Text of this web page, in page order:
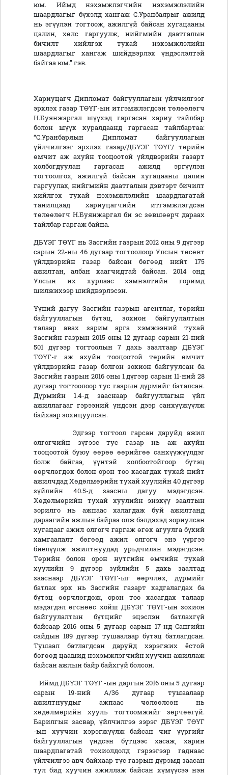
юм. Иймд нэхэмжлэгчийн нэхэмжлэлийн
шаардлагыг бүхэлд хангаж С.Уранбаярыг ажилд
нь эгүүлэн тогтоож, ажилгүй байсан хугацааны
цалин, хөлс гаргуулж, нийгмийн даатгалын
бичилт хийлгэх тухай нэхэмжлэлийн
шаардлагыг хангаж шийдвэрлэх үндэслэлтэй
байгаа юм.” гэв.
Хариуцагч Дипломат байгууллагын үйлчилгээг
эрхлэх газар ТӨҮГ-ын итгэмжлэгдсэн төлөөлөгч
Н.Буянжаргал шүүхэд гаргасан хариу тайлбар
болон шүүх хуралдаанд гаргасан тайлбартаа:
“С.Уранбаряын Дипломат байгууллагын
үйлчилгээг эрхлэх газар/ДБҮЭГ ТӨҮГ/ төрийн
өмчит аж ахуйн тооцоотой үйлдвэрийн газарт
холбогдуулан гаргасан ажилд эргүүлэн
тогтоолгох, ажилгүй байсан хугацааны цалин
гаргуулах, нийгмийн даатгалын дэвтэрт бичилт
хийлгэх тухай нэхэмжлэлийн шаардлагатай
танилцаад хариуцагчийн итгэмжлэгдсэн
төлөөлөгч Н.Буянжаргал би эс зөвшөөрч дараах
тайлбар гаргаж байна.
ДБҮЭГ ТӨҮГ нь Засгийн газрын 2012 оны 9 дүгээр
сарын 22-ны 46 дугаар тогтоолоор Улсын төсөвт
үйлдвэрийн газар байсан бөгөөд нийт 175
ажилтан, албан хаагчидтай байсан. 2014 онд
Улсын их хурлаас хэмнэлтийн горимд
шилжихээр шийдвэрлэсэн.
Үүний дагуу Засгийн газрын агентлаг, төрийн
байгууллагын бүтэц, зохион байгуулалтын
талаар авах зарим арга хэмжээний тухай
Засгийн газрын 2015 оны 12 дугаар сарын 21-ний
501 дүгээр тогтоолын 7 дахь заалтаар ДБҮЭГ
ТӨҮГ-г аж ахуйн тооцоотой төрийн өмчит
үйлдвэрийн газар болгон зохион байгуулсан ба
Засгийн газрын 2016 оны 1 дүгээр сарын 11-ний 28
дугаар тогтоолоор тус газрын дүрмийг баталсан.
Дүрмийн 1.4-д зааснаар байгууллагын үйл
ажиллагааг гэрээний үндсэн дээр санхүүжүүлж
байхаар зохицуулсан.
Эдгээр тогтоол гарсан даруйд ажил
олгогчийн зүгээс тус газар нь аж ахуйн
тооцоотой буюу өөрөө өөрийгөө санхүүжүүлдэг
болж байгаа, үүнтэй холбоотойгоор бүтэц
өөрчлөгдөх болон орон тоо хасагдах тухай нийт
ажилчдад Хөдөлмөрийн тухай хуулийн 40 дүгээр
зүйлийн 40.5-д заасны дагуу мэдэгдсэн.
Хөдөлмөрийн тухай хуулийн энэхүү заалтын
зорилго нь ажпаас халагдаж буй ажилтанд
дараагийн ажлын байраа олж бэлдэхэд зориулсан
хугацааг ажил олгогч гаргаж өгөх агуулга бүхий
хамгаалалт бөгөөд ажил олгогч энэ үүргээ
биелүүлж ажилтнуудад урьдчилан мэдэгдсэн.
Төрийн болон орон нутгийн өмчийн тухай
хуулийн 9 дүгээр зүйлийн 5 дахь заалтад
зааснаар ДБҮЭГ ТӨҮГ-ыг өөрчлөх, дүрмийг
батлах эрх нь Засгийн газарт хадгалагдах ба
бүтэц өөрчлөгдөж, орон тоо хасагдах талаар
мэдэгдэл өгснөөс хойш ДБҮЭГ ТӨҮГ-ын зохион
байгуулалтын бүтцийг эцэслэн батлахгүй
байсаар 2016 оны 5 дугаар сарын 17-нд Сангийн
сайдын 189 дүгээр тушаалаар бүтэц батлагдсан.
Тушаал батлагдсан даруйд хэрэгжих ёстой
бөгөөд цаашид нэхэмжлэгчийн хуучин ажиллаж
байсан ажлын байр байхгүй болсон.
Иймд ДБҮЭГ ТӨҮГ -ын даргын 2016 оны 5 дугаар
сарын 19-ний А/36 дугаар тушаалаар
ажилтнуудыг ажпаас чөлөөлсөн нь
хөдөлмөрийн хууль тогтоомжийг зөрчөөгүй.
Барилгын засвар, үйлчилгээ зэрэг ДБҮЭГ ТӨҮГ
-ын хуучин хэрэгжүүлж байсан чиг үүргийг
байгууллагын үндсэн бүтцээс хасаж, харин
шаардпагатай тохиолдолд гэрээгээр гаднаас
үйлчилгээ авч байхаар түс газрын дүрэмд заасан
тул бид хуучин ажиллаж байсан хүмүүсээ нэн